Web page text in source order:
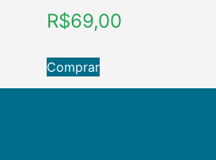
R$69,00
Comprar